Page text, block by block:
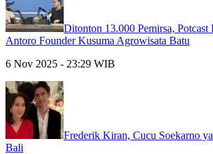
Ditonton 13.000 Pemirsa, Potcast
Antoro Founder Kusuma Agrowisata Batu
6 Nov 2025 - 23:29 WIB
Frederik Kiran, Cucu Soekarno
Bali